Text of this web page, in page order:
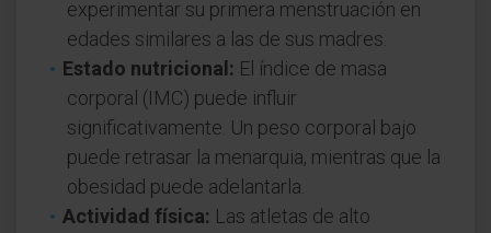
experimentar su primera menstruación en
edades similares a las de sus madres.
Estado nutricional: El índice de masa
corporal (IMC) puede influir
significativamente. Un peso corporal bajo
puede retrasar la menarquia, mientras que la
obesidad puede adelantarla.
Actividad física: Las atletas de alto